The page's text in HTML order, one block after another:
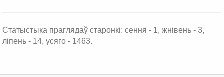
Статыстыка праглядаў старонкі: сення - 1, жнівень - 3,
ліпень - 14, усяго - 1463.